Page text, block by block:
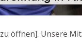
öffnen]. Unsere